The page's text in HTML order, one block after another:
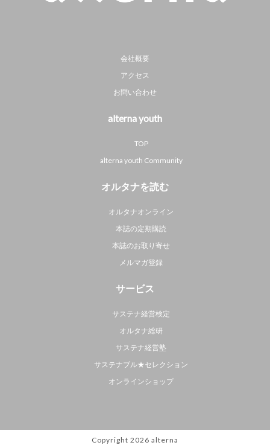
会社概要
アクセス
お問い合わせ
alterna youth
TOP
alterna youth Community
オルタナを読む
オルタナオンライン
本誌の定期購読
本誌のお取り寄せ
メルマガ登録
サービス
サステナ経営検定
オルタナ総研
サステナ経営塾
サステナブル★セレクション
オンラインショップ
Copyright 2026 alterna